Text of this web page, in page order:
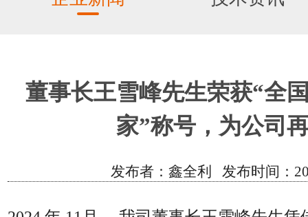
董事长王雪峰先生荣获“全
家”称号，为公司
发布者：鑫全利 发布时间：